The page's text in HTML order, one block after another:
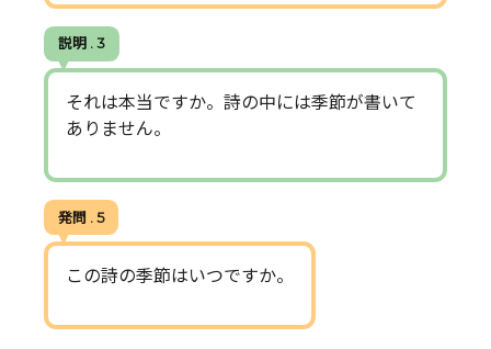
説明 . 3
それは本当ですか。詩の中には季節が書いて
ありません。
発問 . 5
この詩の季節はいつですか。